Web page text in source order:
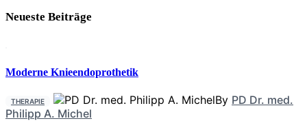
Neueste Beiträge
Moderne Knieendoprothetik
THERAPIE By PD Dr. med.
Philipp A. Michel